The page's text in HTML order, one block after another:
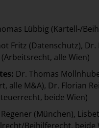
Lübbig (Kartell-/
Fritz (Datenschutz),
alle Wien)
Dr. Thomas
alle M&A), Dr. Florian
beide Wien)
Regener (München),
Beihilferecht, beide